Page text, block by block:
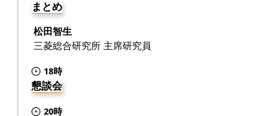
まとめ
松田智生
三菱総合研究所 主席研究員
18時
懇談会
20時